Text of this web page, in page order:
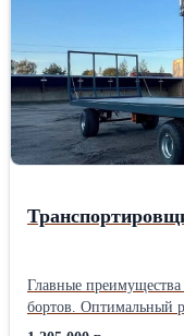
Главные преимущества прицепов: *
бортов. Оптимальный
износостойкости от